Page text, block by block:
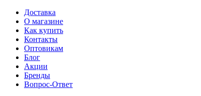
Доставка
О магазине
Как купить
Контакты
Оптовикам
Блог
Акции
Бренды
Вопрос-Ответ